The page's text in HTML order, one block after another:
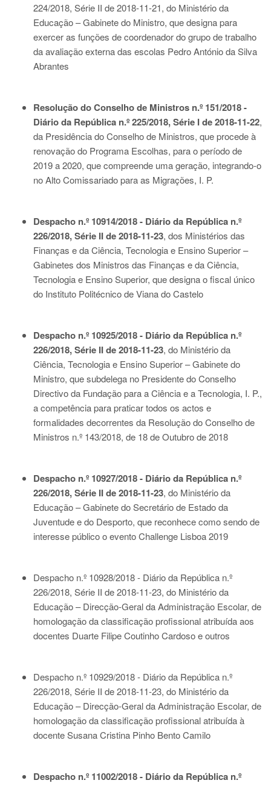
224/2018, Série II de 2018-11-21, do Ministério da
Educação – Gabinete do Ministro, que designa para
exercer as funções de coordenador do grupo de trabalho
da avaliação externa das escolas Pedro António da Silva
Abrantes
Resolução do Conselho de Ministros n.º 151/2018 -
Diário da República n.º 225/2018, Série I de 2018-11-22,
da Presidência do Conselho de Ministros, que procede à
renovação do Programa Escolhas, para o período de
2019 a 2020, que compreende uma geração, integrando-o
no Alto Comissariado para as Migrações, I. P.
Despacho n.º 10914/2018 - Diário da República n.º
226/2018, Série II de 2018-11-23, dos Ministérios das
Finanças e da Ciência, Tecnologia e Ensino Superior –
Gabinetes dos Ministros das Finanças e da Ciência,
Tecnologia e Ensino Superior, que designa o fiscal único
do Instituto Politécnico de Viana do Castelo
Despacho n.º 10925/2018 - Diário da República n.º
226/2018, Série II de 2018-11-23, do Ministério da
Ciência, Tecnologia e Ensino Superior – Gabinete do
Ministro, que subdelega no Presidente do Conselho
Directivo da Fundação para a Ciência e a Tecnologia, I. P.,
a competência para praticar todos os actos e
formalidades decorrentes da Resolução do Conselho de
Ministros n.º 143/2018, de 18 de Outubro de 2018
Despacho n.º 10927/2018 - Diário da República n.º
226/2018, Série II de 2018-11-23, do Ministério da
Educação – Gabinete do Secretário de Estado da
Juventude e do Desporto, que reconhece como sendo de
interesse público o evento Challenge Lisboa 2019
Despacho n.º 10928/2018 - Diário da República n.º
226/2018, Série II de 2018-11-23, do Ministério da
Educação – Direcção-Geral da Administração Escolar, de
homologação da classificação profissional atribuída aos
docentes Duarte Filipe Coutinho Cardoso e outros
Despacho n.º 10929/2018 - Diário da República n.º
226/2018, Série II de 2018-11-23, do Ministério da
Educação – Direcção-Geral da Administração Escolar, de
homologação da classificação profissional atribuída à
docente Susana Cristina Pinho Bento Camilo
Despacho n.º 11002/2018 - Diário da República n.º